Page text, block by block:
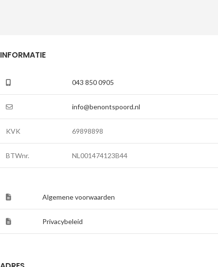
INFORMATIE
043 850 0905
info@benontspoord.nl
KVK 69898898
BTWnr. NL001474123B44
Algemene voorwaarden
Privacybeleid